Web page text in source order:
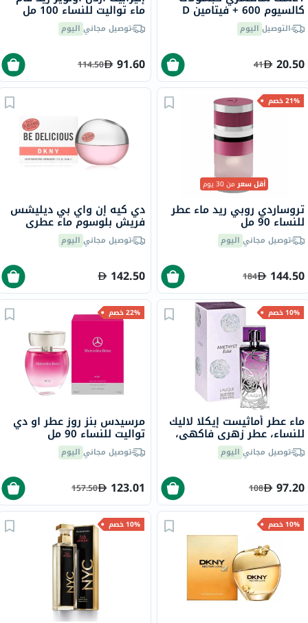
كالسيوم 600 + فيتامين D
لصحة العظام، حزمة من 75
التوصيل اليوم
20.50
41
ماء تواليت للنساء 100 مل
توصيل مجاني اليوم
91.60
114.50
21% خصم
أقل سعرمن 30 يوم
تروساردي روبي ريد ماء عطر
للنساء 90 مل
توصيل مجاني اليوم
144.50
184
دي كيه إن واي بي ديليشس
فريش بلوسوم ماء عطري
للنساء - عطر زهري 100 مل
توصيل مجاني اليوم
142.50
10% خصم
ماء عطر أماثيست إيكلا لاليك
للنساء، عطر زهري فاكهي،
100 ملتوصيل مجاني اليوم
97.20
108
22% خصم
مرسيدس بنز روز عطر او دي
تواليت للنساء 90 مل
توصيل مجاني اليوم
123.01
157.50
10% خصم 10% خصم